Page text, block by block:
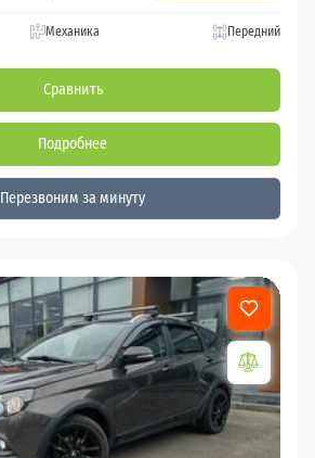
Механика Передний
Сравнить
Подробнее
Перезвоним за минуту